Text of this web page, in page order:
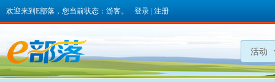
欢迎来到E部落，您当前状态：游客。 登录 注册
活动